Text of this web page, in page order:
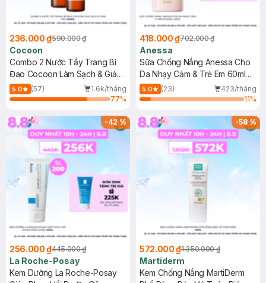
236.000 ₫590.000 ₫
Cocoon
Combo 2 Nước Tẩy Trang Bí
Đao Cocoon Làm Sạch & Giảm
Dầu 500ml
5.0 (57)
1.6k/tháng
77%
418.000 ₫702.000 ₫
Anessa
Sữa Chống Nắng Anessa Cho
Da Nhạy Cảm & Trẻ Em 60ml
(Mới)
5.0 (23)
423/tháng
11%
-42%
256.000 ₫445.000 ₫
La Roche-Posay
Kem Dưỡng La Roche-Posay
-58%
572.000 ₫1.350.000 ₫
Martiderm
Kem Chống Nắng MartiDerm